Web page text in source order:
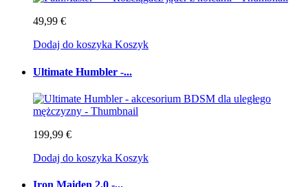
49,99 €
Dodaj do koszyka Koszyk
Ultimate Humbler -...
199,99 €
Dodaj do koszyka Koszyk
Iron Maiden 2.0 -...